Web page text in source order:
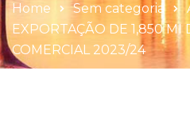
Home Sem categoria
EXPORTAÇÃO DE 1,850 MI
COMERCIAL 2023/24